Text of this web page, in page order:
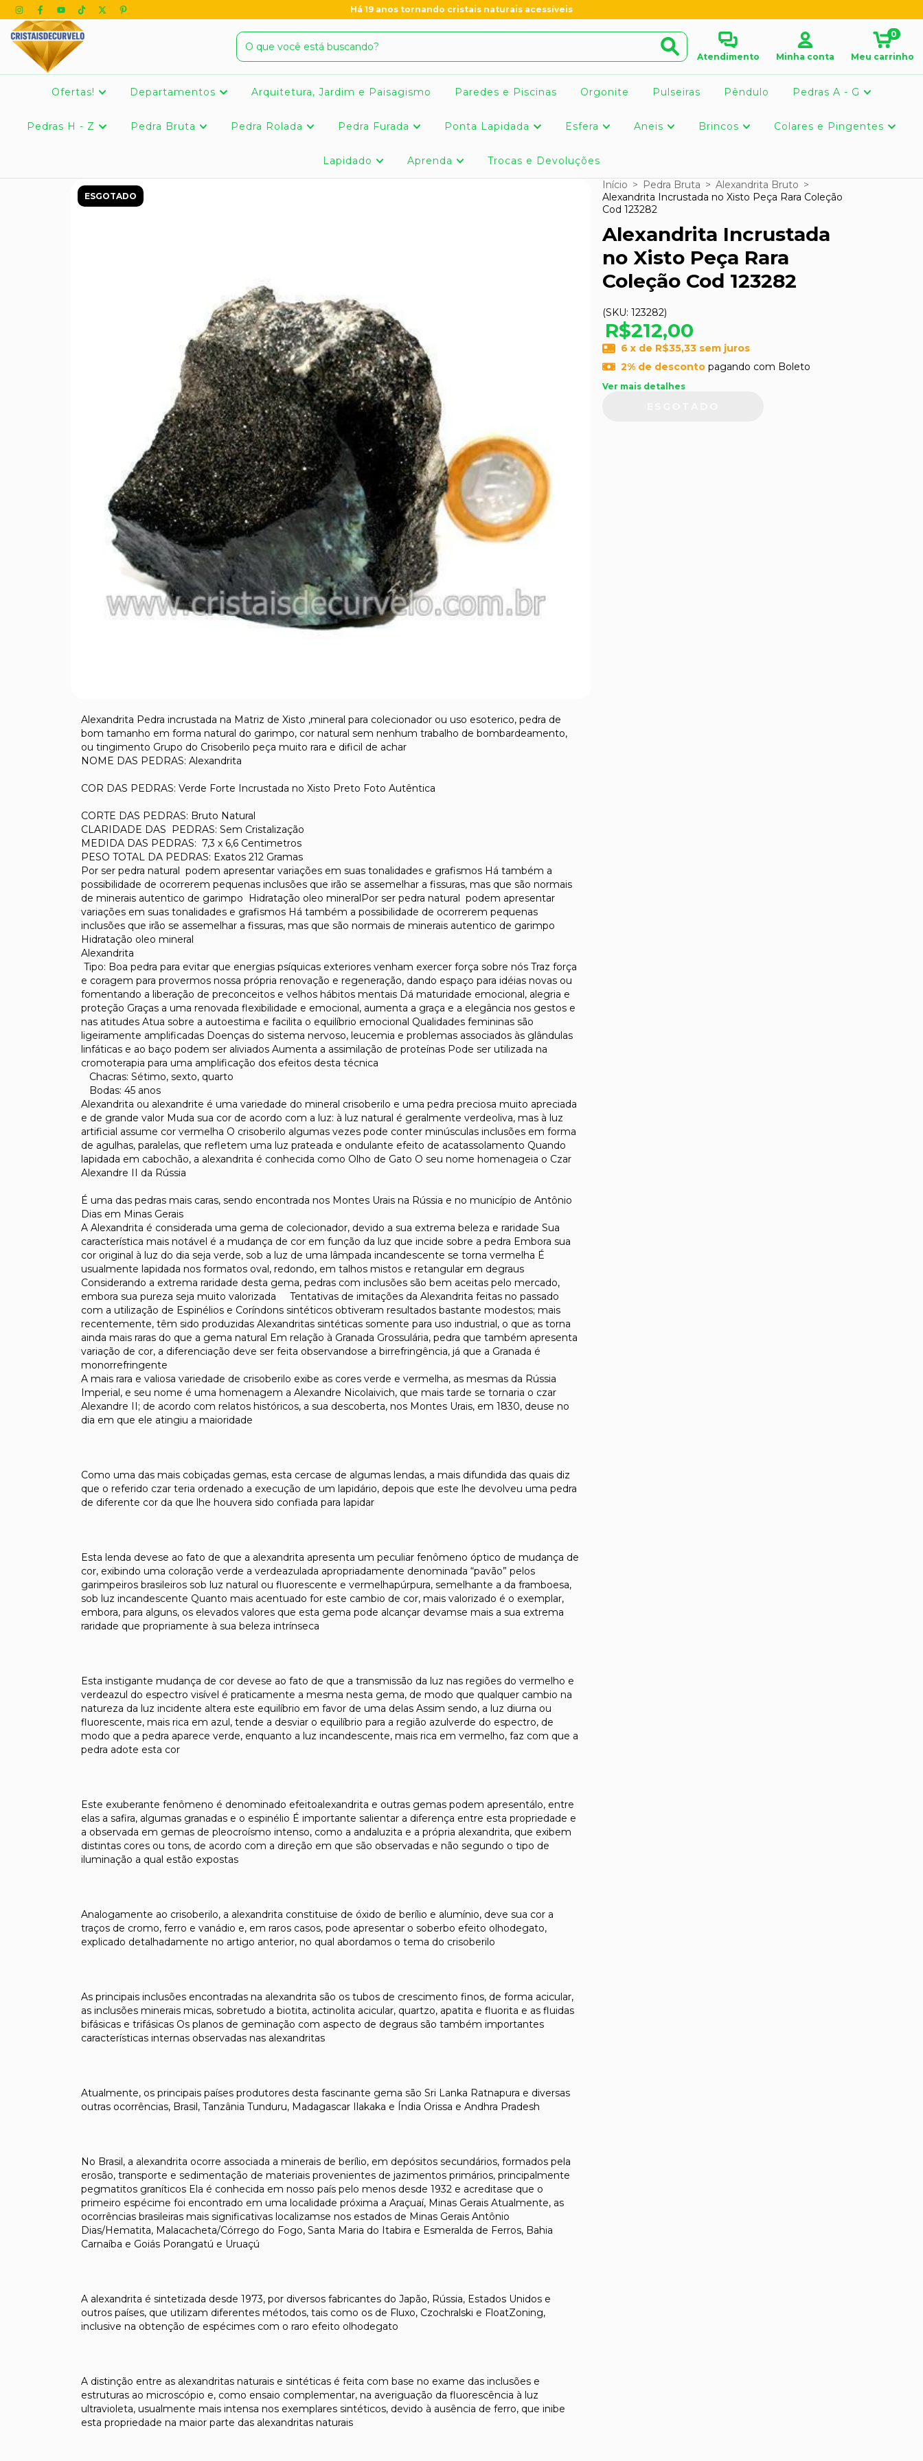
Há 19 anos tornando cristais naturais acessíveis
Atendimento Minha conta Meu carrinho
0
Ofertas! Departamentos Arquitetura, Jardim e Paisagismo Paredes e Piscinas Orgonite Pulseiras Pêndulo Pedras A - G
Pedras H - Z Pedra Bruta Pedra Rolada Pedra Furada Ponta Lapidada Esfera Aneis Brincos Colares e Pingentes
Lapidado Aprenda Trocas e Devoluções
ESGOTADO
Alexandrita Pedra incrustada na Matriz de Xisto ,mineral para colecionador ou uso esoterico, pedra de
bom tamanho em forma natural do garimpo, cor natural sem nenhum trabalho de bombardeamento,
ou tingimento Grupo do Crisoberilo peça muito rara e dificil de achar
NOME DAS PEDRAS: Alexandrita
COR DAS PEDRAS: Verde Forte Incrustada no Xisto Preto Foto Autêntica
CORTE DAS PEDRAS: Bruto Natural
CLARIDADE DAS PEDRAS: Sem Cristalização
MEDIDA DAS PEDRAS: 7,3 x 6,6 Centimetros
PESO TOTAL DA PEDRAS: Exatos 212 Gramas
Por ser pedra natural podem apresentar variações em suas tonalidades e grafismos Há também a
possibilidade de ocorrerem pequenas inclusões que irão se assemelhar a fissuras, mas que são normais
de minerais autentico de garimpo Hidratação oleo mineralPor ser pedra natural podem apresentar
variações em suas tonalidades e grafismos Há também a possibilidade de ocorrerem pequenas
inclusões que irão se assemelhar a fissuras, mas que são normais de minerais autentico de garimpo
Hidratação oleo mineral
Alexandrita
Tipo: Boa pedra para evitar que energias psíquicas exteriores venham exercer força sobre nós Traz força
e coragem para provermos nossa própria renovação e regeneração, dando espaço para idéias novas ou
fomentando a liberação de preconceitos e velhos hábitos mentais Dá maturidade emocional, alegria e
proteção Graças a uma renovada flexibilidade e emocional, aumenta a graça e a elegância nos gestos e
nas atitudes Atua sobre a autoestima e facilita o equilíbrio emocional Qualidades femininas são
ligeiramente amplificadas Doenças do sistema nervoso, leucemia e problemas associados às glândulas
linfáticas e ao baço podem ser aliviados Aumenta a assimilação de proteínas Pode ser utilizada na
cromoterapia para uma amplificação dos efeitos desta técnica
Chacras: Sétimo, sexto, quarto
Bodas: 45 anos
Alexandrita ou alexandrite é uma variedade do mineral crisoberilo e uma pedra preciosa muito apreciada
e de grande valor Muda sua cor de acordo com a luz: à luz natural é geralmente verdeoliva, mas à luz
artificial assume cor vermelha O crisoberilo algumas vezes pode conter minúsculas inclusões em forma
de agulhas, paralelas, que refletem uma luz prateada e ondulante efeito de acatassolamento Quando
lapidada em cabochão, a alexandrita é conhecida como Olho de Gato O seu nome homenageia o Czar
Alexandre II da Rússia
É uma das pedras mais caras, sendo encontrada nos Montes Urais na Rússia e no município de Antônio
Dias em Minas Gerais
A Alexandrita é considerada uma gema de colecionador, devido a sua extrema beleza e raridade Sua
característica mais notável é a mudança de cor em função da luz que incide sobre a pedra Embora sua
cor original à luz do dia seja verde, sob a luz de uma lâmpada incandescente se torna vermelha É
usualmente lapidada nos formatos oval, redondo, em talhos mistos e retangular em degraus
Considerando a extrema raridade desta gema, pedras com inclusões são bem aceitas pelo mercado,
embora sua pureza seja muito valorizada Tentativas de imitações da Alexandrita feitas no passado
com a utilização de Espinélios e Coríndons sintéticos obtiveram resultados bastante modestos; mais
recentemente, têm sido produzidas Alexandritas sintéticas somente para uso industrial, o que as torna
ainda mais raras do que a gema natural Em relação à Granada Grossulária, pedra que também apresenta
variação de cor, a diferenciação deve ser feita observandose a birrefringência, já que a Granada é
monorrefringente
A mais rara e valiosa variedade de crisoberilo exibe as cores verde e vermelha, as mesmas da Rússia
Imperial, e seu nome é uma homenagem a Alexandre Nicolaivich, que mais tarde se tornaria o czar
Alexandre II; de acordo com relatos históricos, a sua descoberta, nos Montes Urais, em 1830, deuse no
dia em que ele atingiu a maioridade
Como uma das mais cobiçadas gemas, esta cercase de algumas lendas, a mais difundida das quais diz
que o referido czar teria ordenado a execução de um lapidário, depois que este lhe devolveu uma pedra
de diferente cor da que lhe houvera sido confiada para lapidar
Esta lenda devese ao fato de que a alexandrita apresenta um peculiar fenômeno óptico de mudança de
cor, exibindo uma coloração verde a verdeazulada apropriadamente denominada “pavão” pelos
garimpeiros brasileiros sob luz natural ou fluorescente e vermelhapúrpura, semelhante a da framboesa,
sob luz incandescente Quanto mais acentuado for este cambio de cor, mais valorizado é o exemplar,
embora, para alguns, os elevados valores que esta gema pode alcançar devamse mais a sua extrema
raridade que propriamente à sua beleza intrínseca
Esta instigante mudança de cor devese ao fato de que a transmissão da luz nas regiões do vermelho e
verdeazul do espectro visível é praticamente a mesma nesta gema, de modo que qualquer cambio na
natureza da luz incidente altera este equilíbrio em favor de uma delas Assim sendo, a luz diurna ou
fluorescente, mais rica em azul, tende a desviar o equilíbrio para a região azulverde do espectro, de
modo que a pedra aparece verde, enquanto a luz incandescente, mais rica em vermelho, faz com que a
pedra adote esta cor
Este exuberante fenômeno é denominado efeitoalexandrita e outras gemas podem apresentálo, entre
elas a safira, algumas granadas e o espinélio É importante salientar a diferença entre esta propriedade e
a observada em gemas de pleocroísmo intenso, como a andaluzita e a própria alexandrita, que exibem
distintas cores ou tons, de acordo com a direção em que são observadas e não segundo o tipo de
iluminação a qual estão expostas
Analogamente ao crisoberilo, a alexandrita constituise de óxido de berílio e alumínio, deve sua cor a
traços de cromo, ferro e vanádio e, em raros casos, pode apresentar o soberbo efeito olhodegato,
explicado detalhadamente no artigo anterior, no qual abordamos o tema do crisoberilo
As principais inclusões encontradas na alexandrita são os tubos de crescimento finos, de forma acicular,
as inclusões minerais micas, sobretudo a biotita, actinolita acicular, quartzo, apatita e fluorita e as fluidas
bifásicas e trifásicas Os planos de geminação com aspecto de degraus são também importantes
características internas observadas nas alexandritas
Atualmente, os principais países produtores desta fascinante gema são Sri Lanka Ratnapura e diversas
outras ocorrências, Brasil, Tanzânia Tunduru, Madagascar Ilakaka e Índia Orissa e Andhra Pradesh
No Brasil, a alexandrita ocorre associada a minerais de berílio, em depósitos secundários, formados pela
erosão, transporte e sedimentação de materiais provenientes de jazimentos primários, principalmente
pegmatitos graníticos Ela é conhecida em nosso país pelo menos desde 1932 e acreditase que o
primeiro espécime foi encontrado em uma localidade próxima a Araçuaí, Minas Gerais Atualmente, as
ocorrências brasileiras mais significativas localizamse nos estados de Minas Gerais Antônio
Dias/Hematita, Malacacheta/Córrego do Fogo, Santa Maria do Itabira e Esmeralda de Ferros, Bahia
Carnaíba e Goiás Porangatú e Uruaçú
A alexandrita é sintetizada desde 1973, por diversos fabricantes do Japão, Rússia, Estados Unidos e
outros países, que utilizam diferentes métodos, tais como os de Fluxo, Czochralski e FloatZoning,
inclusive na obtenção de espécimes com o raro efeito olhodegato
A distinção entre as alexandritas naturais e sintéticas é feita com base no exame das inclusões e
estruturas ao microscópio e, como ensaio complementar, na averiguação da fluorescência à luz
ultravioleta, usualmente mais intensa nos exemplares sintéticos, devido à ausência de ferro, que inibe
esta propriedade na maior parte das alexandritas naturais
Início > Pedra Bruta > Alexandrita Bruto >
Alexandrita Incrustada no Xisto Peça Rara Coleção
Cod 123282
Alexandrita Incrustada
no Xisto Peça Rara
Coleção Cod 123282
(SKU: 123282)
R$212,00
6 x de R$35,33 sem juros
2% de descontopagando com Boleto
Ver mais detalhes